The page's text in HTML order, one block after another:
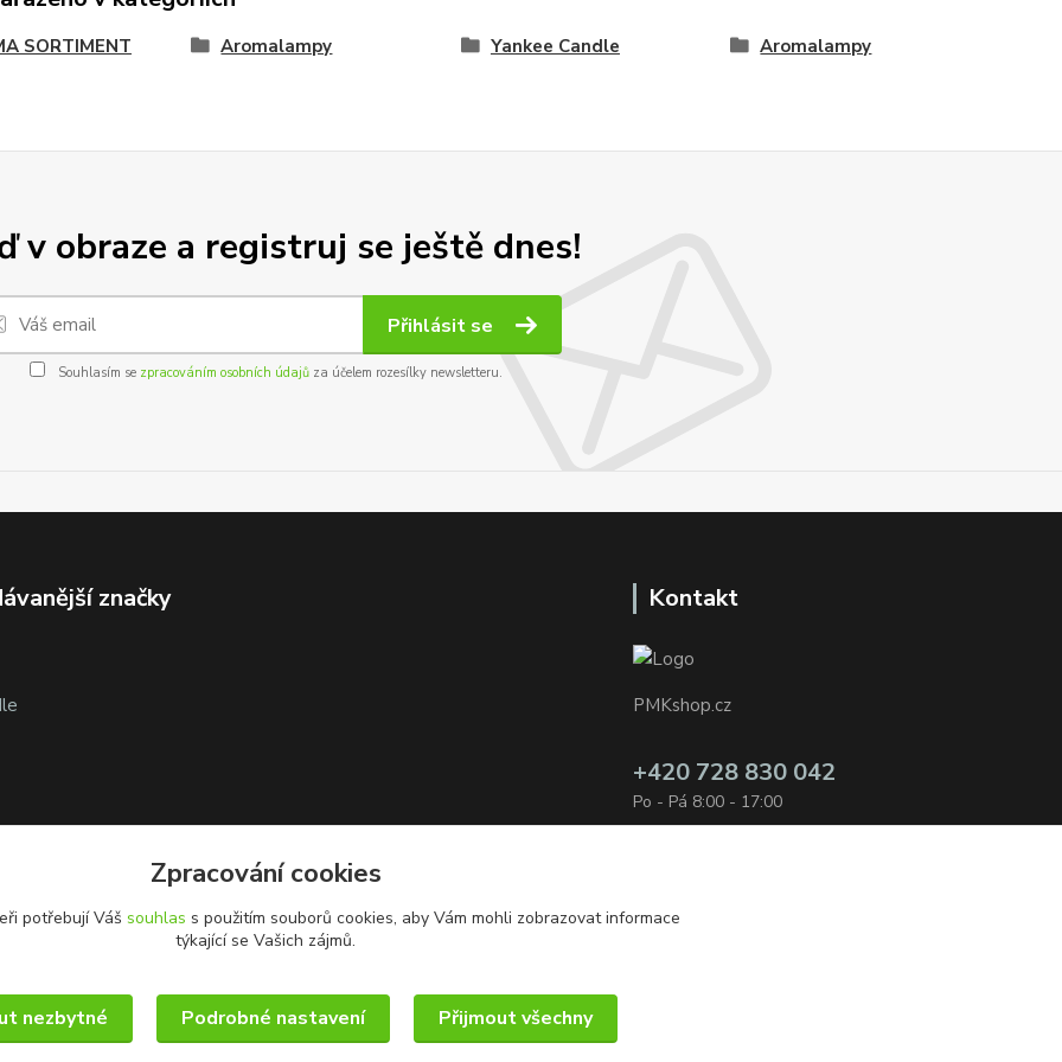
SORTIMENT Aromalampy Yankee Candle Aromalampy
v obraze a registruj se ještě dnes!
Přihlásit se
Souhlasím se zpracováním osobních údajůza účelem rozesílky newsletteru.
značky Kontakt
PMKshop.cz
+420 728 830 042
Po - Pá 8:00 - 17:00
Zpracování cookies
potřebují Váš souhlas s použitím souborů cookies, aby Vám mohli zobrazovat informace
týkající se Vašich zájmů.
nezbytné Podrobné nastavení Přijmout všechny